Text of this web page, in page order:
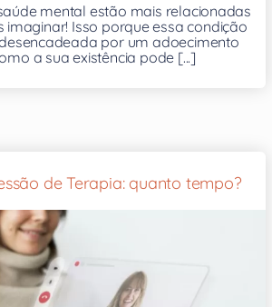
mental estão mais relacionadas
Isso porque essa condição
por um adoecimento
a sua existência pode [...]
de Terapia: quanto tempo?